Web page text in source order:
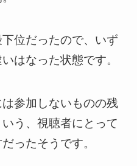
位だったので、いず
はなった状態です。
参加しないものの残
う、視聴者にとって
ったそうです。